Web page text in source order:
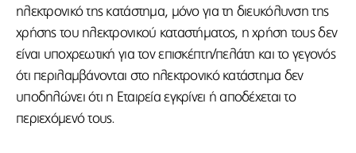
ηλεκτρονικό της κατάστημα, μόνο για τη διευκόλυνση της
χρήσης του ηλεκτρονικού καταστήματος, η χρήση τους δεν
είναι υποχρεωτική για τον επισκέπτη/πελάτη και το γεγονός
ότι περιλαμβάνονται στο ηλεκτρονικό κατάστημα δεν
υποδηλώνει ότι η Εταιρεία εγκρίνει ή αποδέχεται το
περιεχόμενό τους.